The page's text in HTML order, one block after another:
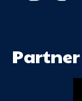
Partner